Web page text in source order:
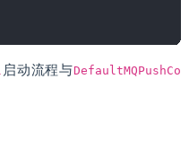
启动流程与DefaultMQPushCo